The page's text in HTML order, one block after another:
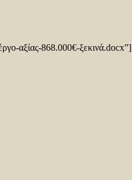
αξίας-868.000€-ξεκινά.docx”]